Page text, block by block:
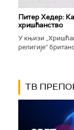
Питер Хедер:
хришћанство
У књизи
религије“
ТВ